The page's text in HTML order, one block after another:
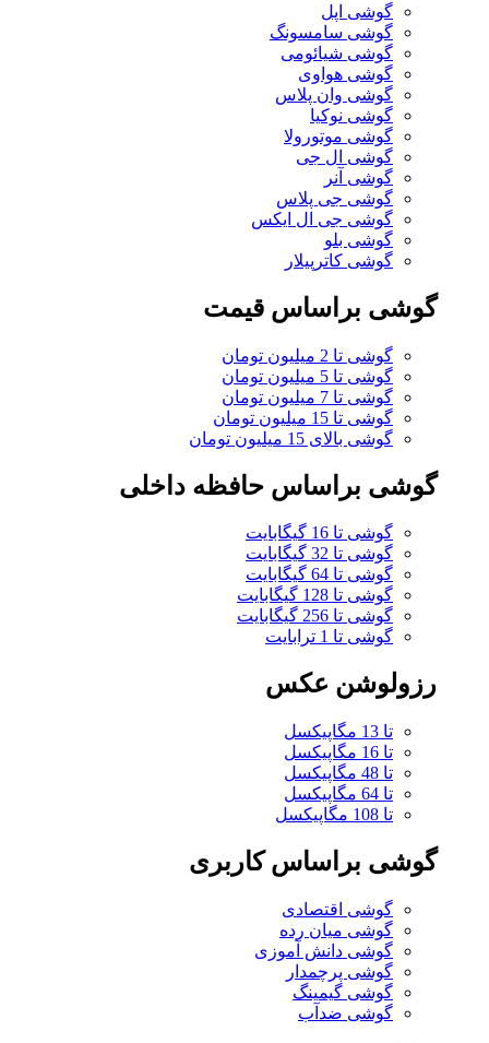
گوشی اپل
گوشی سامسونگ
گوشی شیائومی
گوشی هواوی
گوشی وان پلاس
گوشی نوکیا
گوشی موتورولا
گوشی ال جی
گوشی آنر
گوشی جی پلاس
گوشی جی ال ایکس
گوشی بلو
گوشی کاترپیلار
گوشی براساس قیمت
گوشی تا 2 میلیون تومان
گوشی تا 5 میلیون تومان
گوشی تا 7 میلیون تومان
گوشی تا 15 میلیون تومان
گوشی بالای 15 میلیون تومان
گوشی براساس حافظه داخلی
گوشی تا 16 گیگابایت
گوشی تا 32 گیگابایت
گوشی تا 64 گیگابایت
گوشی تا 128 گیگابایت
گوشی تا 256 گیگابایت
گوشی تا 1 ترابایت
رزولوشن عکس
تا 13 مگاپیکسل
تا 16 مگاپیکسل
تا 48 مگاپیکسل
تا 64 مگاپیکسل
تا 108 مگاپیکسل
گوشی براساس کاربری
گوشی اقتصادی
گوشی میان رده
گوشی دانش آموزی
گوشی پرچمدار
گوشی گیمینگ
گوشی ضدآب